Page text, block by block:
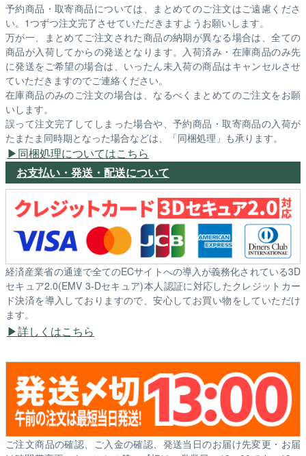
予約商品・取寄商品については、まとめてのご注文はご遠慮くださ
い。1つずつ注文完了させていただきますようお願いします。
万が一、まとめてご注文された商品の納期が異なる場合は、全ての
商品が入荷してからの発送となります。入荷済み・在庫商品のみ先
に発送をご希望の場合は、いったん未入荷の商品はキャンセルさせ
ていただきますのでご連絡ください。
在庫商品のみのご注文の場合は、なるべくまとめてのご注文をお願
いします。
誤って注文完了してしまった場合や、予約商品・取寄商品の入荷が
たまたま同時期となった場合などは、「同梱処理」も承ります。
同梱処理についてはこちら
お支払い・発送・配送について
経済産業省の通達で全てのECサイトへの導入が義務化されている3D
セキュア2.0(EMV 3-Dセキュア)本人認証に対応したクレジットカー
ド決済を導入しておりますので、安心してお買い物をしていただけ
ます。
詳しくはこちら
ご注文商品の確認、ご入金の確認、発送当日のお届け先変更・お届